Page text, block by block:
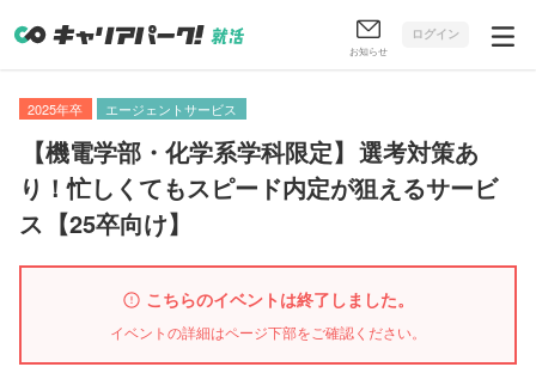
お知らせ
ログイン
2025年卒 エージェントサービス
【機電学部・化学系学科限定】 選考対策あ
り！忙しくてもスピード内定が狙えるサービ
ス 【25卒向け】
こちらのイベントは終了しました。
イベントの詳細はページ下部をご確認ください。